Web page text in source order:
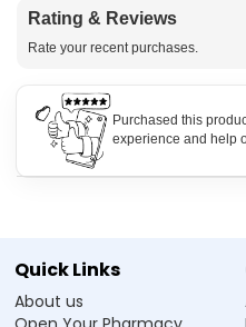
Tetline 250 மாத்திரை (Tetracycline
தேவையான முக்கிய புரதங்களை
அவை பெருகுவதைத் தடுத்து, நோய்
Tetline 250 Tablet
இந்த மருந்தை உங்கள் மருத்துவர்
வாந்தி உணர்வு (Nausea)
Rating & Reviews
Rate your recent purchases.
Purchased this
experience and help
Quick Links
About us